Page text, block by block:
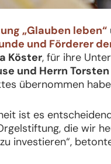
„Glauben leben“
und Förderer
Köster, für ihre
und Herrn
übernommen
ist es
die wir
investieren“,